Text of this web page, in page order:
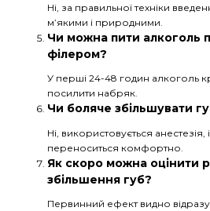
Ні, за правильної техніки
м’якими і природними.
Чи можна пити алкоголь
філером?
У перші 24-48 годин алкоголь
посилити набряк.
Чи боляче збільшувати
Ні, використовується
переноситься комфортно.
Як скоро можна оцінити
збільшення губ?
Первинний ефект видно